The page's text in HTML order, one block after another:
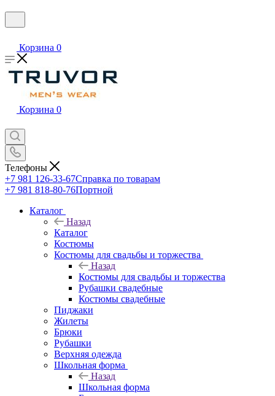
Корзина 0
Корзина 0
Телефоны
+7 981 126-33-67Справка по товарам
+7 981 818-80-76Портной
Каталог
Назад
Каталог
Костюмы
Костюмы для свадьбы и торжества
Назад
Костюмы для свадьбы и торжества
Рубашки свадебные
Костюмы свадебные
Пиджаки
Жилеты
Брюки
Рубашки
Верхняя одежда
Школьная форма
Назад
Школьная форма